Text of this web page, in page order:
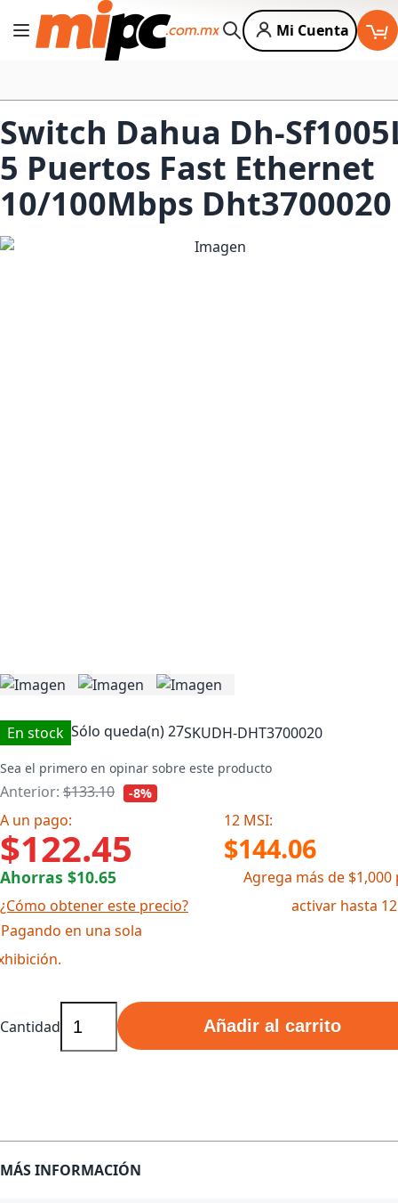
Cambiar Nav
Buscar
Mi Cuenta
Switch Dahua Dh-
5 Puertos Fast Ethernet
10/100Mbps Dht3700020
En stock Sólo queda(n)27SKUDH-DHT3700020
Sea el primero en opinar sobre este producto
Anterior: $133.10 -8%
A un pago: 12 MSI:
$122.45 $144.06
Ahorras $10.65
¿Cómo obtener este precio?
en una sola
Agrega más de $1,000
activar hasta
Cantidad Añadir al carrito
MÁS INFORMACIÓN